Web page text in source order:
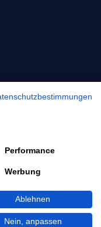
in English?
vorbehalten.
Performance
Werbung
Ablehnen
Nein, anpassen